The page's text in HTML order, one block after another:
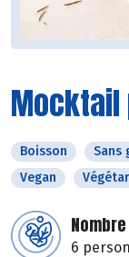
Mocktail
Boisson Sans
Vegan
6